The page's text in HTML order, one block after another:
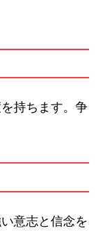
持ちます。争
意志と信念を